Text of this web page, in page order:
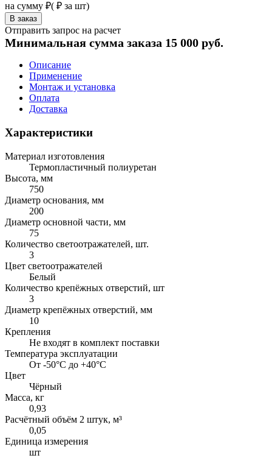
на сумму ₽( ₽ за шт)
Отправить запрос на расчет
Минимальная сумма заказа 15 000 руб.
Описание
Применение
Монтаж и установка
Оплата
Доставка
Характеристики
Материал изготовления
Термопластичный полиуретан
Высота, мм
750
Диаметр основания, мм
200
Диаметр основной части, мм
75
Количество светоотражателей, шт.
3
Цвет светоотражателей
Белый
Количество крепёжных отверстий, шт
3
Диаметр крепёжных отверстий, мм
10
Крепления
Не входят в комплект поставки
Температура эксплуатации
От -50°С до +40°С
Цвет
Чёрный
Масса, кг
0,93
Расчётный объём 2 штук, м³
0,05
Единица измерения
шт